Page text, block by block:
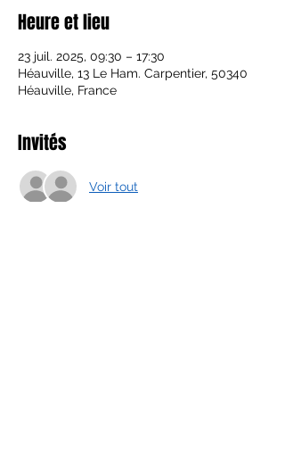
Heure et lieu
23 juil. 2025, 09:30 – 17:30
Héauville, 13 Le Ham. Carpentier, 50340
Héauville, France
Invités
Voir tout